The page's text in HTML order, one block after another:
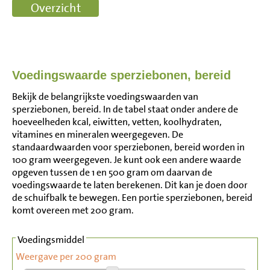
Voedingswaarde sperziebonen, bereid
Bekijk de belangrijkste voedingswaarden van
sperziebonen, bereid. In de tabel staat onder andere de
hoeveelheden kcal, eiwitten, vetten, koolhydraten,
vitamines en mineralen weergegeven. De
standaardwaarden voor sperziebonen, bereid worden in
100 gram weergegeven. Je kunt ook een andere waarde
opgeven tussen de 1 en 500 gram om daarvan de
voedingswaarde te laten berekenen. Dit kan je doen door
de schuifbalk te bewegen. Een portie sperziebonen, bereid
komt overeen met 200 gram.
Voedingsmiddel
Weergave per 200 gram